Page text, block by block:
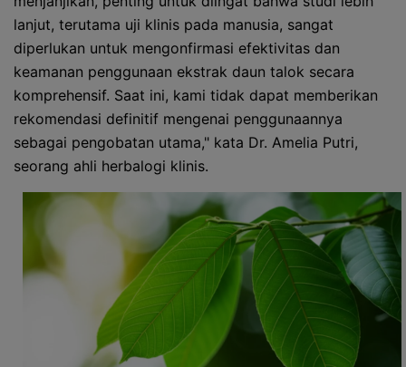
lanjut, terutama uji klinis pada manusia, sangat
diperlukan untuk mengonfirmasi efektivitas dan
keamanan penggunaan ekstrak daun talok secara
komprehensif. Saat ini, kami tidak dapat memberikan
rekomendasi definitif mengenai penggunaannya
sebagai pengobatan utama," kata Dr. Amelia Putri,
seorang ahli herbalogi klinis.